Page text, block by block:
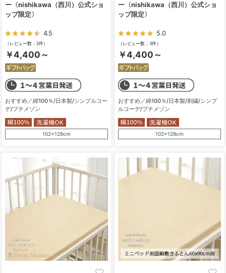
ー〈nishikawa（西川）公式ショ
ップ限定〉
4.5
（レビュー数：2件）
￥4,400～
おすすめ／綿100％/日本製/シンプルコー
デ/プチメゾン
102×128cm
ー〈nishikawa（西川）公式ショ
ップ限定〉
5.0
（レビュー数：3件）
￥4,400～
おすすめ／綿100％/日本製/刺繍/シンプ
ルコーデ/プチメゾン
102×128cm